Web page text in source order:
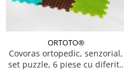
ORTOTO®
Covoras ortopedic, senzorial,
set puzzle, 6 piese cu diferite